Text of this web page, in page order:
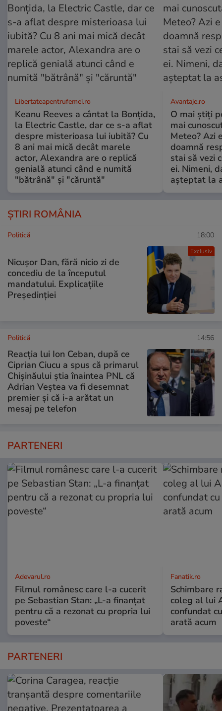
Libertateapentrufemei.ro
Keanu Reeves a cântat la Bonțida,
la Electric Castle, dar ce s-a aflat
despre misterioasa lui iubită? Cu
8 ani mai mică decât marele
actor, Alexandra are o replică
genială atunci când e numită
"bătrână" și "căruntă"
Avantaje.ro
O mai știți
mai
Meteo? Azi
doamnă
stai să vezi
ei. Nimeni,
așteptat la
ȘTIRI ROMÂNIA
Exclusiv
Politică 18:00
Nicușor Dan, fără nicio zi de
concediu de la începutul
mandatului. Explicațiile
Președinției
Politică 14:56
Reacția lui Ion Ceban, după ce
Ciprian Ciucu a spus că primarul
Chișinăului știa înaintea PNL că
Adrian Veștea va fi desemnat
premier și că i-a arătat un
mesaj pe telefon
PARTENERI
Adevarul.ro
Filmul românesc care l-a cucerit
pe Sebastian Stan: „L-a finanțat
pentru că a rezonat cu propria lui
poveste“
Fanatik.ro
Schimbare
coleg al lui
confundat
arată acum
PARTENERI